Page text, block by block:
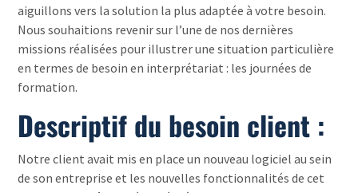
aiguillons vers la solution la plus adaptée à votre besoin.
Nous souhaitions revenir sur l’une de nos dernières
missions réalisées pour illustrer une situation particulière
en termes de besoin en interprétariat : les journées de
formation.
Descriptif du besoin client :
Notre client avait mis en place un nouveau logiciel au sein
de son entreprise et les nouvelles fonctionnalités de cet